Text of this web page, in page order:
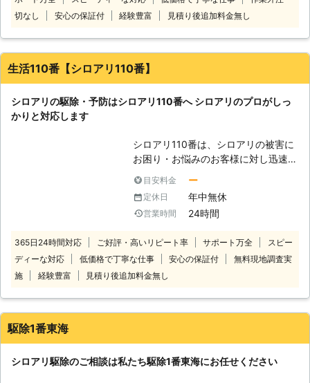
あり防除施工士による確実な作業 日
工には、資格は必要ありません。しか
こなうには、シロアリの生態や薬剤・
ます。 「しろあり防除施工士」を持
つスタッフをはじめ、シロアリ施工の
スペシャリストが豊富な知識と経験か
ら、お客様の大切なお住まいを守るお
手伝いをいたします。 ●すべて自社
施工｜高い施工技術が強み 当店は外
どのお客様へのサービスもムラなく高
い施工技術をお届けしています。事前
のシロアリ調査から施工・アフターフ
いで過ごす時間が、より快適になるよ
だきます！ 【シロアリ駆除】 こんな
い。 ・家の周りで羽アリを見たと
しているとき。 ・壁や柱を叩くと空
洞音がするとき。 ・廊下や床がギシ
ギシと音がするようになったとき。
害虫・害獣にも対応しています。 駆
除はもちろん、被害に遭う前の対策に
ついてもご相談に応じます。 また気
ービスのご提供をしています。 ぜ
ひ、弊社までお気軽にお問い合わせく
切なし
安心の保証付 経験豊富 見積り後追加料金無し
生活110番【シロアリ110番】
シロアリの駆除・予防はシロアリ110番へ シロアリのプロがしっ
かりと対応します
シロアリ110番は、シロアリの被害に
お困り・お悩みのお客様に対し迅速な
シロアリは一匹でもいたら3万匹はい
ると言われています。もしも家の中や
お庭などでシロアリを見かけた際は被
い。駆除が遅れると、さらに被害が拡
大します。シロアリ110番では全国数
多くの加盟店と提携していますので、
経験と実績が豊富だから、これまでに
ら、施工に必要な時間も短縮。そし
て、常にお客様目線での作業を心掛け
目安料金 ー
定休日 年中無休
営業時間 24時間
365日24時間対応 ご好評・高いリピート率 サポート万全
スピー
ディーな対応
低価格で丁寧な仕事 安心の保証付
無料現地調査実
施
経験豊富 見積り後追加料金無し
駆除1番東海
シロアリ駆除のご相談は私たち駆除1番東海にお任せください